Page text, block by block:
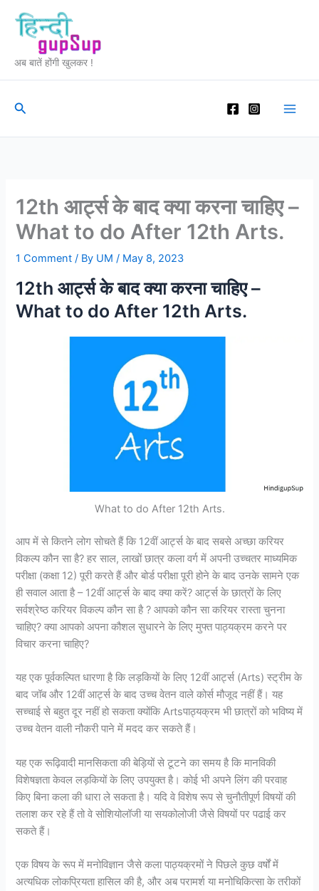
content
अब बातें होंगी खुलकर !
Search
12th आर्ट्स के बाद क्या करना चाहिए –
What to do After 12th Arts.
1 Comment / By UM/ May 8, 2023
12th आर्ट्स के बाद क्या करना चाहिए –
What to do After 12th Arts.
What to do After 12th Arts.
आप में से कितने लोग सोचते हैं कि 12वीं आर्ट्स के बाद सबसे अच्छा करियर
विकल्प कौन सा है? हर साल, लाखों छात्र कला वर्ग में अपनी उच्चतर माध्यमिक
परीक्षा (कक्षा 12) पूरी करते हैं और बोर्ड परीक्षा पूरी होने के बाद उनके सामने एक
ही सवाल आता है – 12वीं आर्ट्स के बाद क्या करें? आर्ट्स के छात्रों के लिए
सर्वश्रेष्ठ करियर विकल्प कौन सा है ? आपको कौन सा करियर रास्ता चुनना
चाहिए? क्या आपको अपना कौशल सुधारने के लिए मुफ्त पाठ्यक्रम करने पर
विचार करना चाहिए?
यह एक पूर्वकल्पित धारणा है कि लड़कियों के लिए 12वीं आर्ट्स (Arts) स्ट्रीम के
बाद जॉब और 12वीं आर्ट्स के बाद उच्च वेतन वाले कोर्स मौजूद नहीं हैं। यह
सच्चाई से बहुत दूर नहीं हो सकता क्योंकि Artsपाठ्यक्रम भी छात्रों को भविष्य में
उच्च वेतन वाली नौकरी पाने में मदद कर सकते हैं।
यह एक रूढ़िवादी मानसिकता की बेड़ियों से टूटने का समय है कि मानविकी
विशेषज्ञता केवल लड़कियों के लिए उपयुक्त है। कोई भी अपने लिंग की परवाह
किए बिना कला की धारा ले सकता है। यदि वे विशेष रूप से चुनौतीपूर्ण विषयों की
तलाश कर रहे हैं तो वे सोशियोलॉजी या सयकोलोजी जैसे विषयों पर पढाई कर
सकते हैं।
एक विषय के रूप में मनोविज्ञान जैसे कला पाठ्यक्रमों ने पिछले कुछ वर्षों में
अत्यधिक लोकप्रियता हासिल की है, और अब परामर्श या मनोचिकित्सा के तरीकों